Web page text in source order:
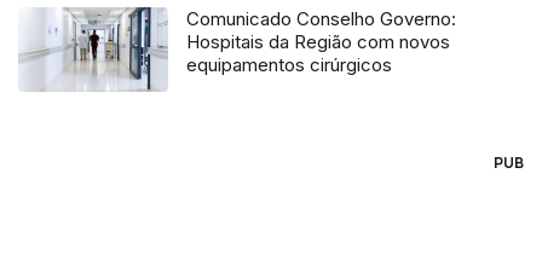
Comunicado Conselho Governo:
Hospitais da Região com novos
equipamentos cirúrgicos
PUB